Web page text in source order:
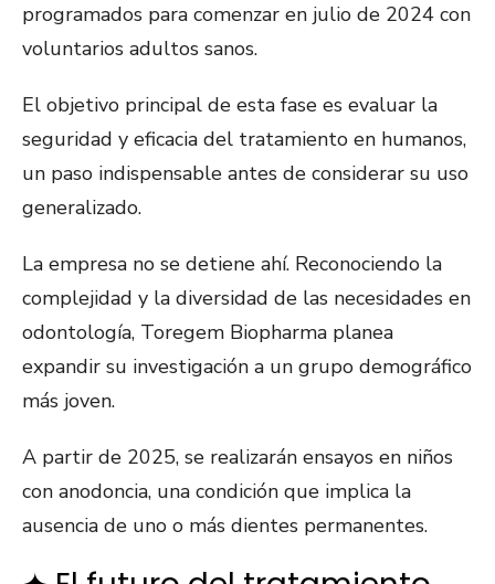
programados para comenzar en julio de 2024 con
voluntarios adultos sanos.
El objetivo principal de esta fase es evaluar la
seguridad y eficacia del tratamiento en humanos,
un paso indispensable antes de considerar su uso
generalizado.
La empresa no se detiene ahí. Reconociendo la
complejidad y la diversidad de las necesidades en
odontología, Toregem Biopharma planea
expandir su investigación a un grupo demográfico
más joven.
A partir de 2025, se realizarán ensayos en niños
con anodoncia, una condición que implica la
ausencia de uno o más dientes permanentes.